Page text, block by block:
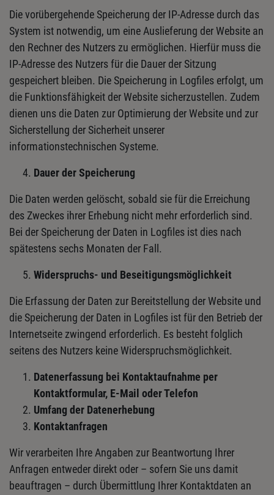
Die vorübergehende Speicherung der IP-Adresse durch das
System ist notwendig, um eine Auslieferung der Website an
den Rechner des Nutzers zu ermöglichen. Hierfür muss die
IP-Adresse des Nutzers für die Dauer der Sitzung
gespeichert bleiben. Die Speicherung in Logfiles erfolgt, um
die Funktionsfähigkeit der Website sicherzustellen. Zudem
dienen uns die Daten zur Optimierung der Website und zur
Sicherstellung der Sicherheit unserer
informationstechnischen Systeme.
Dauer der Speicherung
Die Daten werden gelöscht, sobald sie für die Erreichung
des Zweckes ihrer Erhebung nicht mehr erforderlich sind.
Bei der Speicherung der Daten in Logfiles ist dies nach
spätestens sechs Monaten der Fall.
Widerspruchs- und Beseitigungsmöglichkeit
Die Erfassung der Daten zur Bereitstellung der Website und
die Speicherung der Daten in Logfiles ist für den Betrieb der
Internetseite zwingend erforderlich. Es besteht folglich
seitens des Nutzers keine Widerspruchsmöglichkeit.
Datenerfassung bei Kontaktaufnahme per
Kontaktformular, E-Mail oder Telefon
Umfang der Datenerhebung
Kontaktanfragen
Wir verarbeiten Ihre Angaben zur Beantwortung Ihrer
Anfragen entweder direkt oder – sofern Sie uns damit
beauftragen – durch Übermittlung Ihrer Kontaktdaten an